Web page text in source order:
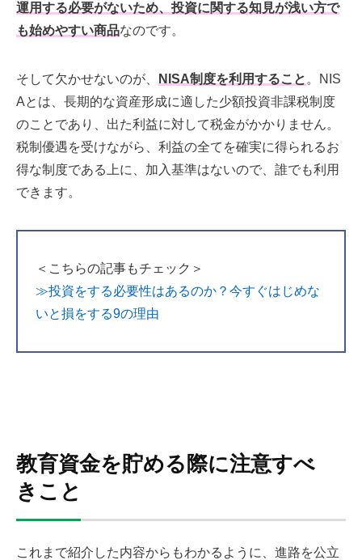
運用する必要がないため、投資に関する知見が浅い方で
も始めやすい商品なのです。
そして欠かせないのが、 NISA制度を利用すること 。NIS
Aとは、長期的な資産形成に適した少額投資非課税制度
のことであり、出た利益に対して税金がかかりません。
税制優遇を受けながら、利益の全てを確実に得られるお
得な制度である上に、加入基準はないので、誰でも利用
できます。
＜こちらの記事もチェック＞
≫投資をする必要性はあるのか？今すぐはじめな
いと損をする9の理由
教育資金を貯める際に注意すべ
きこと
これまで紹介した内容からもわかるように、進路を公立